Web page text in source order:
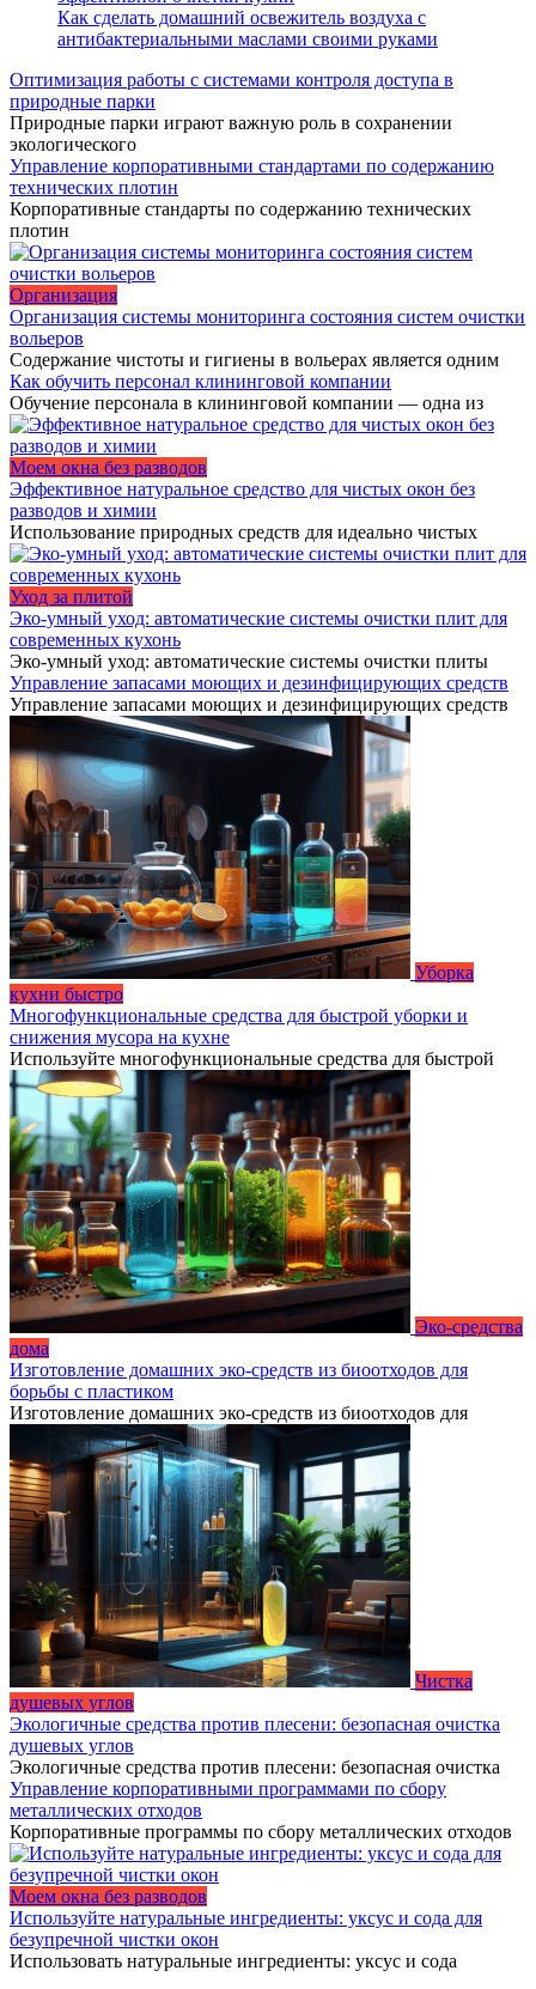
Как сделать домашний освежитель воздуха с
антибактериальными маслами своими руками
Оптимизация работы с системами контроля доступа в
природные парки
Природные парки играют важную роль в сохранении
экологического
Управление корпоративными стандартами по содержанию
технических плотин
Корпоративные стандарты по содержанию технических
плотин
Организация
Организация системы мониторинга состояния систем очистки
вольеров
Содержание чистоты и гигиены в вольерах является одним
Как обучить персонал клининговой компании
Обучение персонала в клининговой компании — одна из
Моем окна без разводов
Эффективное натуральное средство для чистых окон без
разводов и химии
Использование природных средств для идеально чистых
Уход за плитой
Эко-умный уход: автоматические системы очистки плит для
современных кухонь
Эко-умный уход: автоматические системы очистки плиты
Управление запасами моющих и дезинфицирующих средств
Управление запасами моющих и дезинфицирующих средств
Уборка
кухни быстро
Многофункциональные средства для быстрой уборки и
снижения мусора на кухне
Используйте многофункциональные средства для быстрой
Эко-средства
дома
Изготовление домашних эко-средств из биоотходов для
борьбы с пластиком
Изготовление домашних эко-средств из биоотходов для
Чистка
душевых углов
Экологичные средства против плесени: безопасная очистка
душевых углов
Экологичные средства против плесени: безопасная очистка
Управление корпоративными программами по сбору
металлических отходов
Корпоративные программы по сбору металлических отходов
Моем окна без разводов
Используйте натуральные ингредиенты: уксус и сода для
безупречной чистки окон
Использовать натуральные ингредиенты: уксус и сода